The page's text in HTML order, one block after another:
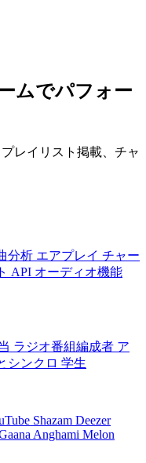
ムでパフォー
レイリスト掲載、チャ
分析 エアプレイ チャー
API オーディオ機能
ラジオ番組編成者 ア
シンクロ 学生
Shazam Deezer
Anghami Melon